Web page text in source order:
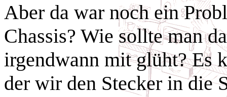
Aber da war noch ein
Chassis? Wie sollte man
irgendwann mit glüht? Es
der wir den Stecker in die